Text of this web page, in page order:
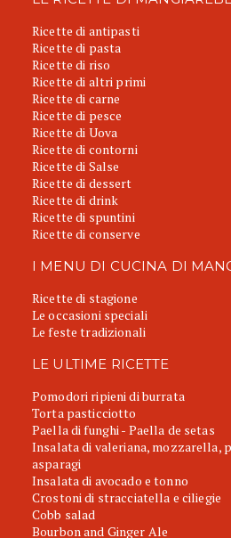
Ricette di antipasti
Ricette di pasta
Ricette di riso
Ricette di altri primi
Ricette di carne
Ricette di pesce
Ricette di Uova
Ricette di contorni
Ricette di Salse
Ricette di dessert
Ricette di drink
Ricette di spuntini
Ricette di conserve
I MENU DI CUCINA DI
Ricette di stagione
Le occasioni speciali
Le feste tradizionali
LE ULTIME RICETTE
Pomodori ripieni di burrata
Torta pasticciotto
Paella di funghi - Paella de setas
Insalata di valeriana, mozzarella,
asparagi
Insalata di avocado e tonno
Crostoni di stracciatella e ciliegie
Cobb salad
Bourbon and Ginger Ale